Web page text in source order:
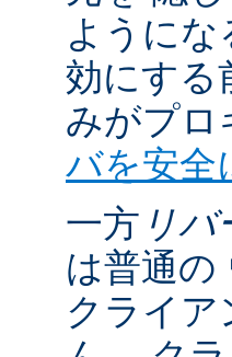
ように
効にする
みがプ
バを安全
一方 リ
は普通の
クライア